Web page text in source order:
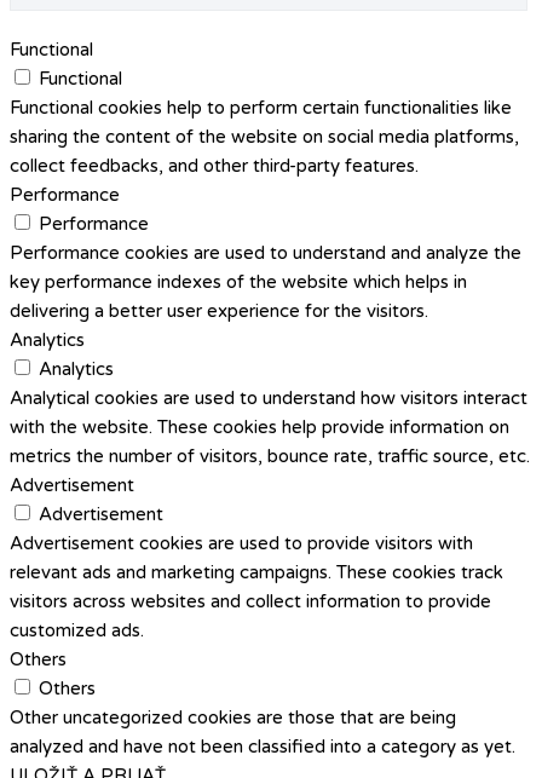
Functional
Functional
Functional cookies help to perform certain functionalities like
sharing the content of the website on social media platforms,
collect feedbacks, and other third-party features.
Performance
Performance
Performance cookies are used to understand and analyze the
key performance indexes of the website which helps in
delivering a better user experience for the visitors.
Analytics
Analytics
Analytical cookies are used to understand how visitors interact
with the website. These cookies help provide information on
metrics the number of visitors, bounce rate, traffic source, etc.
Advertisement
Advertisement
Advertisement cookies are used to provide visitors with
relevant ads and marketing campaigns. These cookies track
visitors across websites and collect information to provide
customized ads.
Others
Others
Other uncategorized cookies are those that are being
analyzed and have not been classified into a category as yet.